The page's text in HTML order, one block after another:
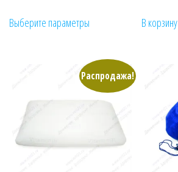
Выберите параметры
несколько
вариаций.
Опции
на
В корзину
Распродажа!